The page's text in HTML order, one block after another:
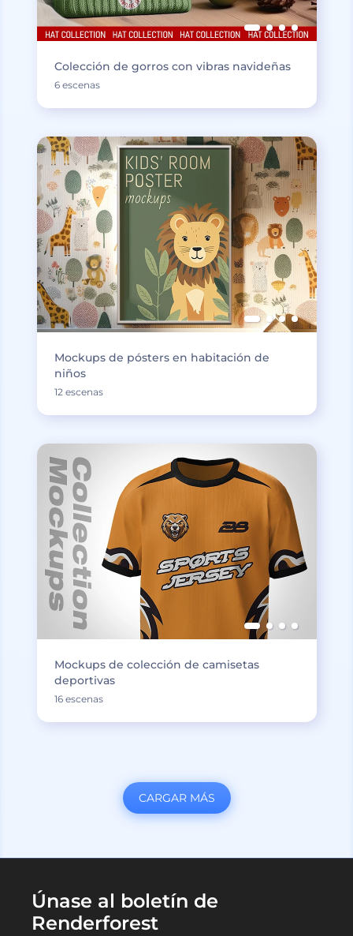
Colección de gorros con vibras navideñas
6 escenas
Mockups de pósters en habitación de
niños
12 escenas
Mockups de colección de camisetas
deportivas
16 escenas
CARGAR MÁS
Únase al boletín de
Renderforest